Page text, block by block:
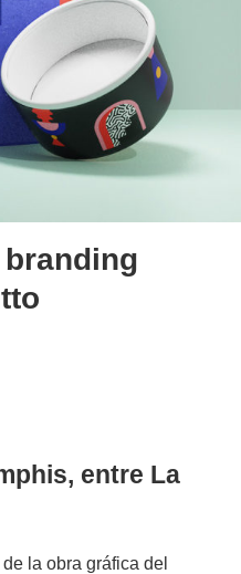
entre La
la obra gráfica del